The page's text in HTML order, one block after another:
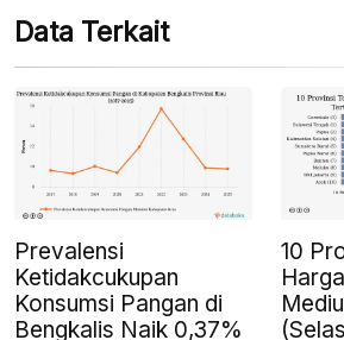
Data Terkait
Prevalensi
Ketidakcukupan
Konsumsi Pangan di
Bengkalis Naik 0,37%
10